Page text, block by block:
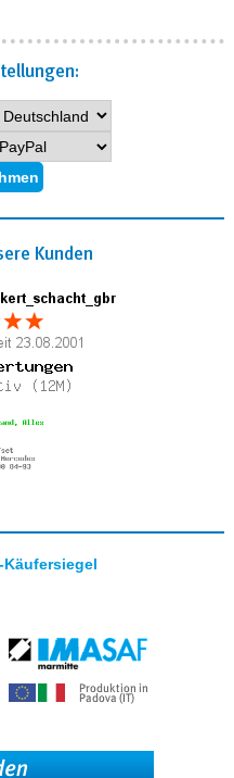
Kunden